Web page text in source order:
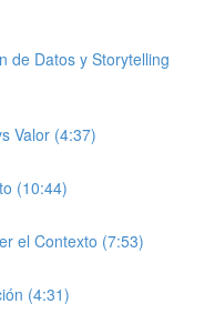
de Datos y Storytelling
Valor (4:37)
(10:44)
el Contexto (7:53)
(4:31)